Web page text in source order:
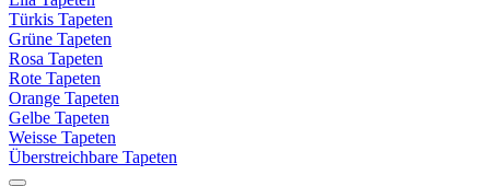
Türkis Tapeten
Grüne Tapeten
Rosa Tapeten
Rote Tapeten
Orange Tapeten
Gelbe Tapeten
Weisse Tapeten
Überstreichbare Tapeten